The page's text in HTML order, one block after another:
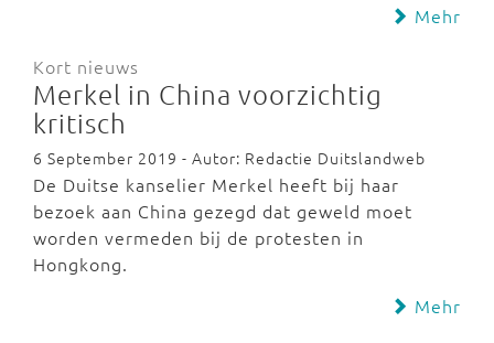
Mehr
Kort nieuws
Merkel in China voorzichtig
kritisch
6 September 2019 - Autor: Redactie Duitslandweb
De Duitse kanselier Merkel heeft bij haar
bezoek aan China gezegd dat geweld moet
worden vermeden bij de protesten in
Hongkong.
Mehr